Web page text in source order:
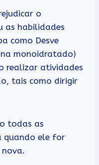
o
as habilidades
como Desve
monoidratado)
realizar atividades
tais como dirigir
todas as
quando ele for
nova.